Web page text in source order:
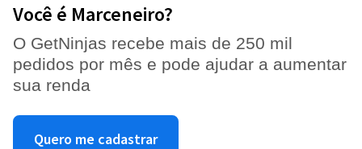
Você é Marceneiro?
O GetNinjas recebe mais de 250 mil
pedidos por mês e pode ajudar a aumentar
sua renda
Quero me cadastrar